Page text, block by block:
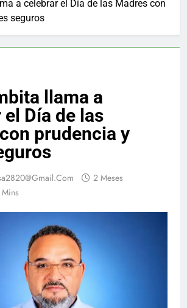
a celebrar el Día de las Madres con
seguros
llama a
Día de las
prudencia y
2 Meses